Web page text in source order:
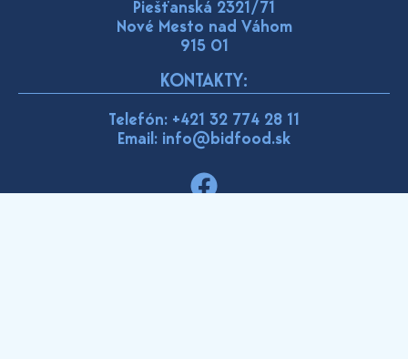
Piešťanská 2321/71
Nové Mesto nad Váhom
915 01
KONTAKTY:
Telefón: +421 32 774 28 11
Email: info@bidfood.sk